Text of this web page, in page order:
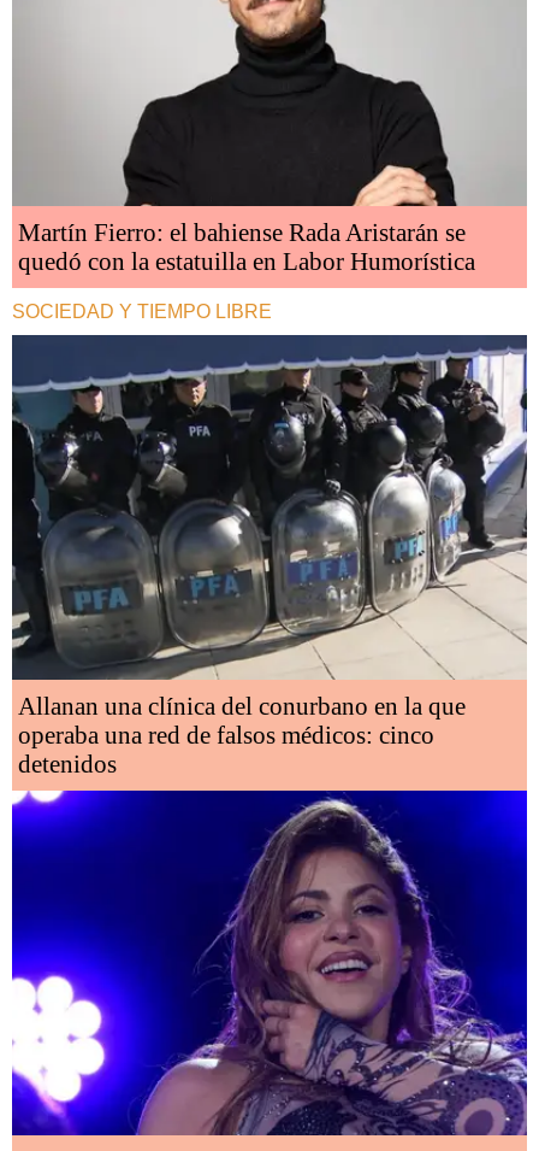
Martín Fierro: el bahiense Rada Aristarán se
quedó con la estatuilla en Labor Humorística
SOCIEDAD Y TIEMPO LIBRE
Allanan una clínica del conurbano en la que
operaba una red de falsos médicos: cinco
detenidos